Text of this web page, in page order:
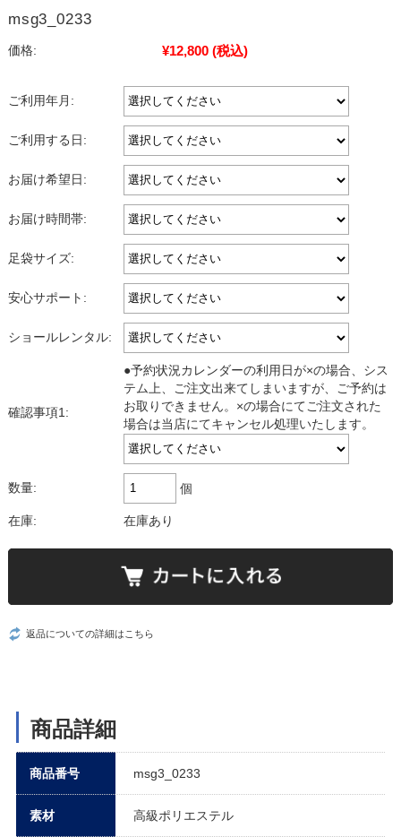
msg3_0233
価格: ¥12,800 (税込)
ご利用年月:
ご利用する日:
お届け希望日:
お届け時間帯:
足袋サイズ:
安心サポート:
ショールレンタル:
確認事項1:
●予約状況カレンダーの利用日が×の場合、シス
テム上、ご注文出来てしまいますが、ご予約は
お取りできません。×の場合にてご注文された
場合は当店にてキャンセル処理いたします。
数量: 個
在庫: 在庫あり
返品についての詳細はこちら
商品詳細
商品番号 msg3_0233
素材 高級ポリエステル